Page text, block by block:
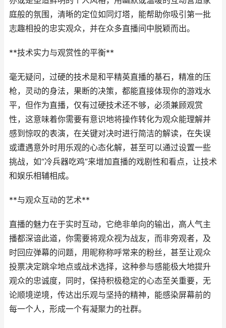
庭般的氛围，清晰的定位如同灯塔，能帮助你吸引第一批
志趣相投的忠实观众，并在众多直播间中脱颖而出。
**技术实力与观赏性的平衡**
毫无疑问，过硬的技术是和平精英直播的基石，精准的压
枪，灵动的身法，果断的决策，都能直接体现你的游戏水
平，但作为直播，仅有过硬技术还不够，必须兼顾观赏
性，这意味着你需要有意识地将操作转化为观众能理解并
感到惊叹的表演，在关键对决时进行简洁的解读，在失误
或遭遇意外时用乐观的心态化解，甚至可以通过设置一些
挑战，如“冷兵器吃鸡”来增加直播的戏剧性和看点，让技术
和娱乐相辅相成。
**与观众互动的艺术**
直播的魅力在于实时互动，它绝非单向的输出，高人气主
播都深谙此道，你需要将观众视为战友，而非旁观者，及
时回应弹幕的问题，用昵称称呼常来的粉丝，甚至让观众
投票决定跳伞地点或战术选择，这种参与感能极大地提升
观众的忠诚度，同时，保持积极稳定的心态至关重要，无
论顺境逆境，传达出乐观与坚持的精神，能感染屏幕前的
每一个人，形成一个有凝聚力的社群。